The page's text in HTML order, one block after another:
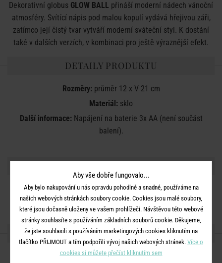
Dekorativní globus GLOW BALL přináší moderní nádech vánoční
atmosféry. Svítící nápis pod malou kopulí vydává hřejivou záři,
zatímco její čistý tvar vytváří moderní sváteční styl. K dostání
také v dalších verzích, v kombinaci pro ještě výraznější efekt.
DETAILY PRODUKTU
Rozměry:průměr 12 x V 21 cm
Materiál: sklo
Další informace:Napájení na baterie 3x AA (není součást
balení).
DALŠÍ PRODUKTY ZE SÉRIE
Aby vše dobře fungovalo...
Aby bylo nakupování u nás opravdu pohodlné a snadné, používáme na
našich webových stránkách soubory cookie. Cookies jsou malé soubory,
které jsou dočasně uloženy ve vašem prohlížeči. Návštěvou této webové
stránky souhlasíte s používáním základních souborů cookie. Děkujeme,
že jste souhlasili s používáním marketingových cookies kliknutím na
tlačítko PŘIJMOUT a tím podpořili vývoj našich webových stránek. Více o
cookies si můžete přečíst kliknutím sem